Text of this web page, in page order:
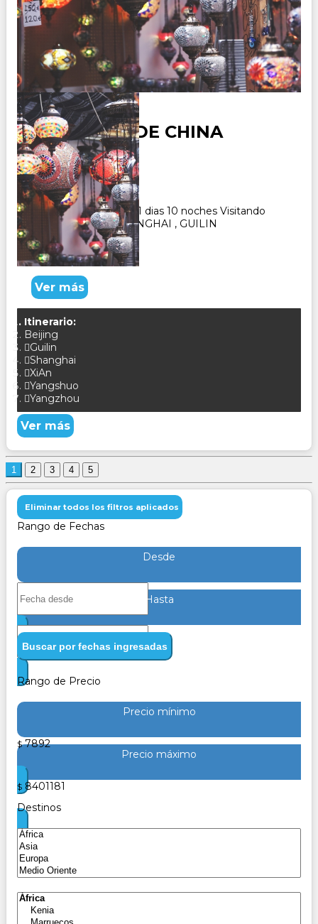
ENCANTOS DE CHINA
Duración:
10Días9Noches
Paquete Turistico de 11 dias 10 noches Visitando
BEIJINH , XI'AN , SHANGHAI , GUILIN
CONSULTAR
Ver más
Itinerario:
Beijing
Guilin
Shanghai
XiAn
Yangshuo
Yangzhou
Ver más
1 2 3 4 5
Eliminar todos los filtros aplicados
Rango de Fechas
Desde
Hasta
Buscar por fechas ingresadas
Rango de Precio
Precio mínimo
$ 7892
Precio máximo
$ 8401181
Destinos